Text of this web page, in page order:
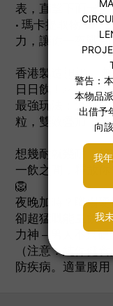
表，直擊下面最
• 瑪卡提取物 🌑
力，讓你一夜戰
香港製造 🇭🇰，無
日日飲！✅
最強玩法：運動/
粒，雙效疊加，
想幾耐就幾耐，
一飲之間，釋放
🦁
夜晚加時？職場
卻超猛嘅能量飲！
力神 – 男人不只硬
（注意：純保健
防疾病。適量服